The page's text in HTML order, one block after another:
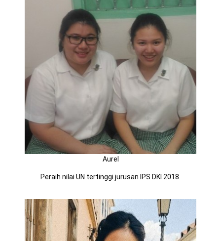
Aurel
Peraih nilai UN tertinggi jurusan IPS DKI 2018.